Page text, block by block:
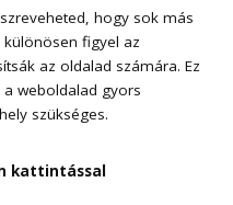
hogy sok más
figyel az
az oldalad számára. Ez
weboldalad gyors
szükséges.
kattintással